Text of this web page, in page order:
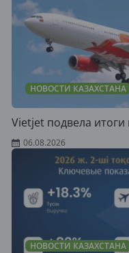
НОВОСТИ КАЗАХСТАНА
Vietjet подвела итоги
06.08.2026
НОВОСТИ КАЗАХСТАНА